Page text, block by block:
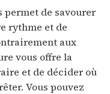
permet de savourer
rythme et de
aux
vous offre la
et de décider où
Vous pouvez